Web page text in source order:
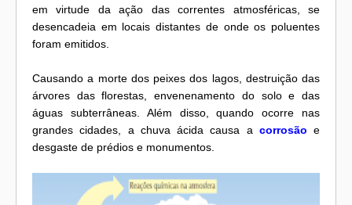
em virtude da ação das correntes atmosféricas, se
desencadeia em locais distantes de onde os poluentes
foram emitidos.
Causando a morte dos peixes dos lagos, destruição das
árvores das florestas, envenenamento do solo e das
águas subterrâneas. Além disso, quando ocorre nas
grandes cidades, a chuva ácida causa a corrosão e
desgaste de prédios e monumentos.